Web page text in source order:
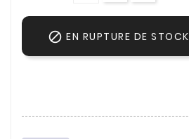
 EN RUPTURE DE STOCK